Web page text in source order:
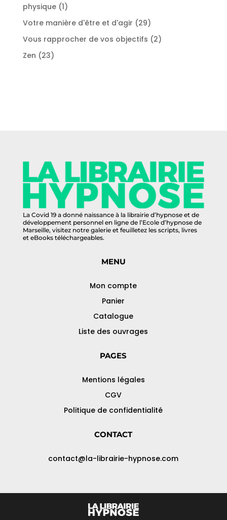
physique 11
produit
Votre manière d'être et d'agir 2929
produits
Vous rapprocher de vos objectifs 22
Zen 2323
La Covid 19 a donné naissance à la librairie d’hypnose et de
développement personnel en ligne de l’Ecole d’hypnose de
Marseille, visitez notre galerie et feuilletez les scripts, livres
et eBooks téléchargeables.
MENU
Mon compte
Panier
Catalogue
Liste des ouvrages
PAGES
Mentions légales
CGV
Politique de confidentialité
CONTACT
contact@la-librairie-hypnose.com